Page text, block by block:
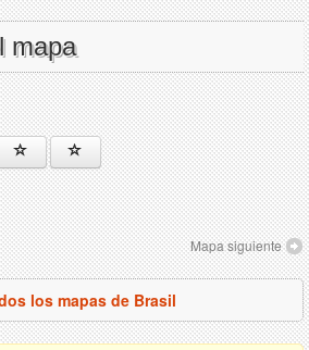
mapa
Mapa siguiente
los mapas de Brasil